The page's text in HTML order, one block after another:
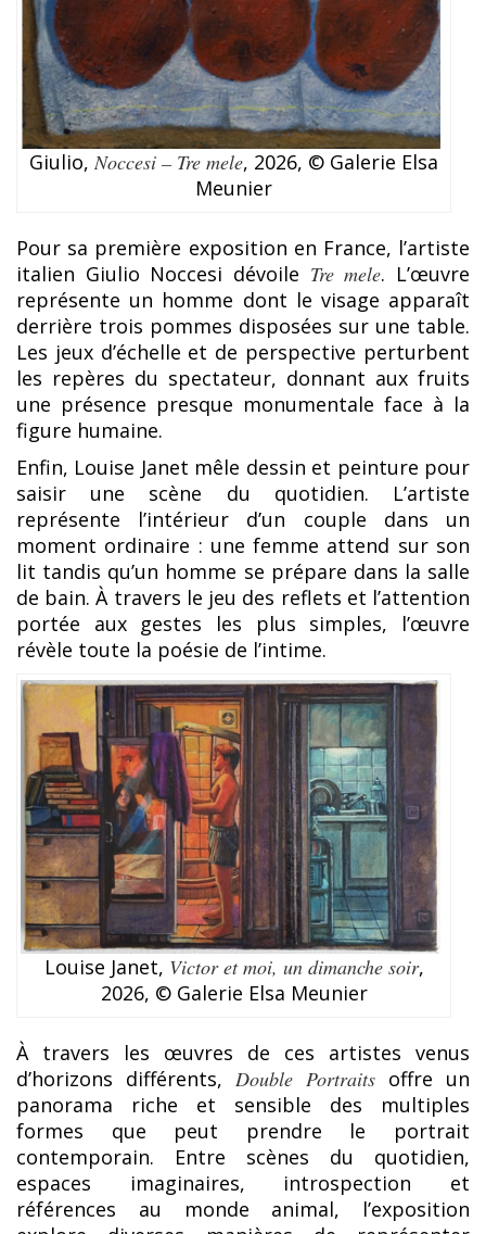
Giulio,Noccesi – Tre mele, 2026, © Galerie Elsa
Meunier
Pour sa première exposition en France, l’artiste
italien Giulio Noccesi dévoile Tre mele. L’œuvre
représente un homme dont le visage apparaît
derrière trois pommes disposées sur une table.
Les jeux d’échelle et de perspective perturbent
les repères du spectateur, donnant aux fruits
une présence presque monumentale face à la
figure humaine.
Enfin, Louise Janet mêle dessin et peinture pour
saisir une scène du quotidien. L’artiste
représente l’intérieur d’un couple dans un
moment ordinaire : une femme attend sur son
lit tandis qu’un homme se prépare dans la salle
de bain. À travers le jeu des reflets et l’attention
portée aux gestes les plus simples, l’œuvre
révèle toute la poésie de l’intime.
Louise Janet, Victor et moi, un dimanche soir,
2026, © Galerie Elsa Meunier
À travers les œuvres de ces artistes venus
d’horizons différents, Double Portraits offre un
panorama riche et sensible des multiples
formes que peut prendre le portrait
contemporain. Entre scènes du quotidien,
espaces imaginaires, introspection et
références au monde animal, l’exposition